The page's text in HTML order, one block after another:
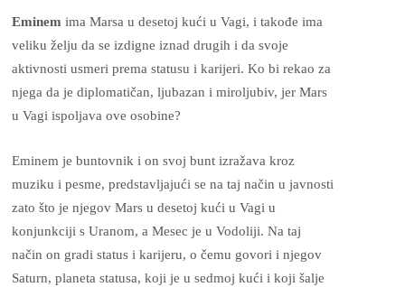
Eminem ima Marsa u desetoj kući u Vagi, i takođe ima
veliku želju da se izdigne iznad drugih i da svoje
aktivnosti usmeri prema statusu i karijeri. Ko bi rekao za
njega da je diplomatičan, ljubazan i miroljubiv, jer Mars
u Vagi ispoljava ove osobine?
Eminem je buntovnik i on svoj bunt izražava kroz
muziku i pesme, predstavljajući se na taj način u javnosti
zato što je njegov Mars u desetoj kući u Vagi u
konjunkciji s Uranom, a Mesec je u Vodoliji. Na taj
način on gradi status i karijeru, o čemu govori i njegov
Saturn, planeta statusa, koji je u sedmoj kući i koji šalje